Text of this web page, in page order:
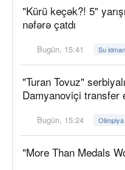
"Kürü keçək?! 5"
nəfərə çatdı
Bugün, 15:41 Su
"Turan Tovuz"
Damyanoviçi transfer
Bugün, 15:24 Olimpiya
"More Than Medals